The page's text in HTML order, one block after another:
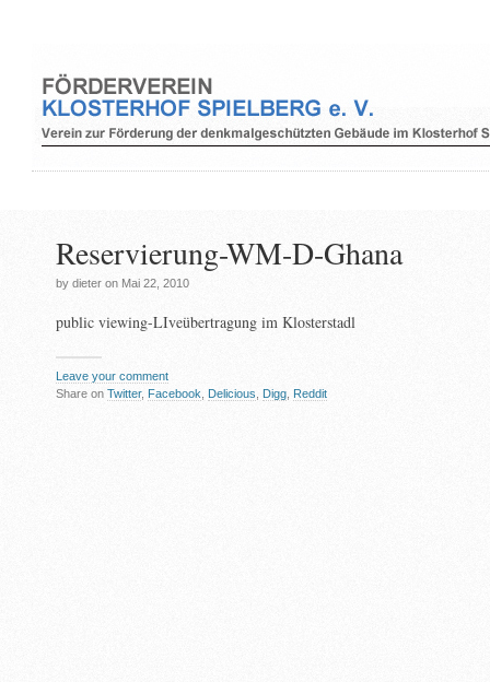
Reservierung-WM-D-Ghana
by dieter on Mai 22, 2010
public viewing-LIveübertragung im Klosterstadl
Leave your comment
Share on Twitter, Facebook Delicious Digg Reddit